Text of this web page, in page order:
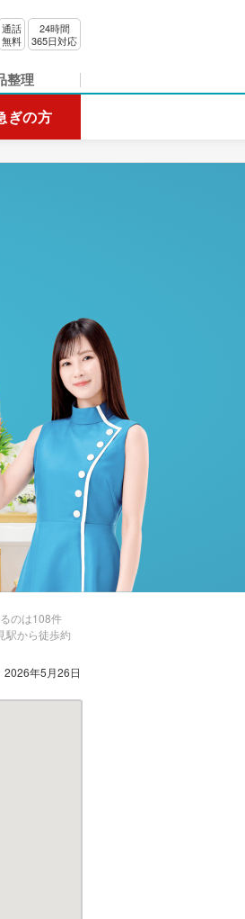
通話
無料
24時間
365日対応
整理
ぎの方
のは108件
駅から徒歩約
2026年5月26日